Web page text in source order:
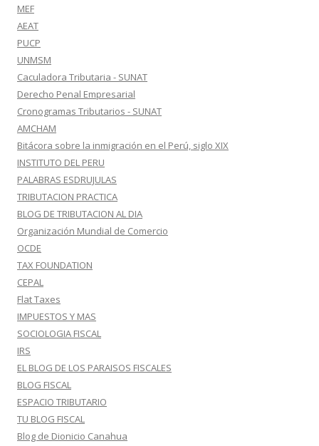
MEF
AEAT
PUCP
UNMSM
Caculadora Tributaria - SUNAT
Derecho Penal Empresarial
Cronogramas Tributarios - SUNAT
AMCHAM
Bitácora sobre la inmigración en el Perú, siglo XIX
INSTITUTO DEL PERU
PALABRAS ESDRUJULAS
TRIBUTACION PRACTICA
BLOG DE TRIBUTACION AL DIA
Organización Mundial de Comercio
OCDE
TAX FOUNDATION
CEPAL
Flat Taxes
IMPUESTOS Y MAS
SOCIOLOGIA FISCAL
IRS
EL BLOG DE LOS PARAISOS FISCALES
BLOG FISCAL
ESPACIO TRIBUTARIO
TU BLOG FISCAL
Blog de Dionicio Canahua